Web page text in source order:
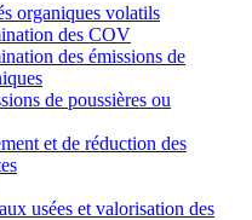
organiques volatils
des COV
des émissions de
de poussières ou
et de réduction des
usées et valorisation des